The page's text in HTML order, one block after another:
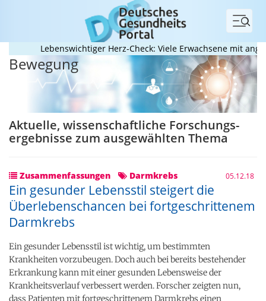
Menü
Lebenswichtiger Herz-Check: Viele Erwachsene mit
Bewegung
Aktuelle, wissenschaftliche Forschungs­
ergebnisse zum ausgewählten Thema
Zusammenfassungen Darmkrebs 05.12.18
Ein gesunder Lebensstil steigert die
Überlebenschancen bei fortgeschrittenem
Darmkrebs
Ein gesunder Lebensstil ist wichtig, um bestimmten
Krankheiten vorzubeugen. Doch auch bei bereits bestehender
Erkrankung kann mit einer gesunden Lebensweise der
Krankheitsverlauf verbessert werden. Forscher zeigten nun,
dass Patienten mit fortgeschrittenem Darmkrebs einen